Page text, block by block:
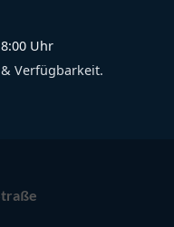
Uhr
Verfügbarkeit.